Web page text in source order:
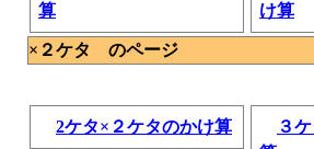
算
け算
×２ケタ のページ
2ケタ×２ケタのかけ算
３